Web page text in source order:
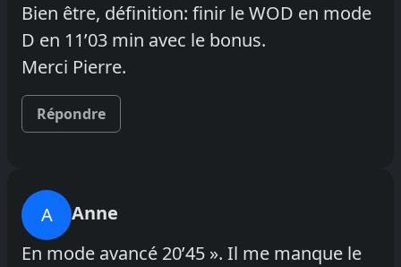
Bien être, définition: finir le WOD en mode
D en 11’03 min avec le bonus.
Merci Pierre.
Répondre
A
Anne
En mode avancé 20’45 ». Il me manque le